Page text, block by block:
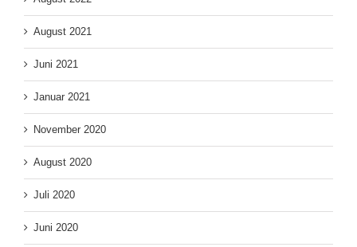
August 2021
Juni 2021
Januar 2021
November 2020
August 2020
Juli 2020
Juni 2020